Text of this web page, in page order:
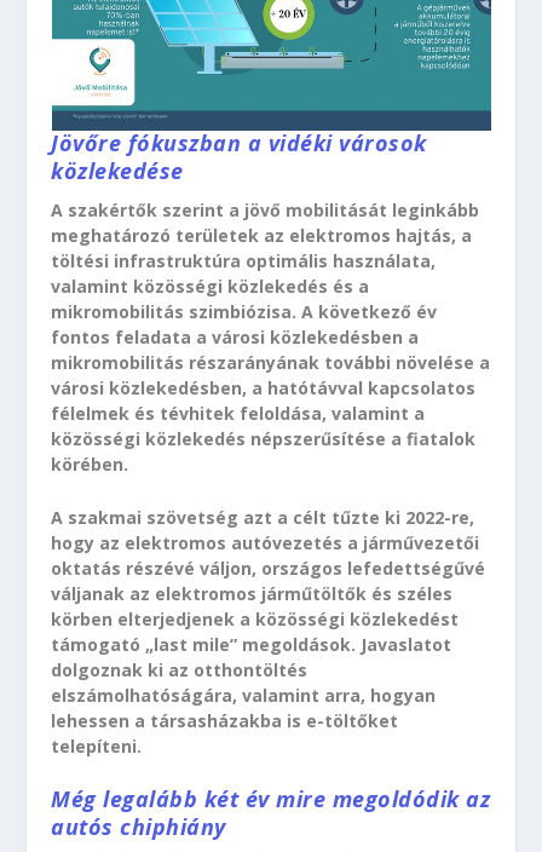
Jövőre fókuszban a vidéki városok
közlekedése
A szakértők szerint a jövő mobilitását leginkább
meghatározó területek az elektromos hajtás, a
töltési infrastruktúra optimális használata,
valamint közösségi közlekedés és a
mikromobilitás szimbiózisa. A következő év
fontos feladata a városi közlekedésben a
mikromobilitás részarányának további növelése a
városi közlekedésben, a hatótávval kapcsolatos
félelmek és tévhitek feloldása, valamint a
közösségi közlekedés népszerűsítése a fiatalok
körében.
A szakmai szövetség azt a célt tűzte ki 2022-re,
hogy az elektromos autóvezetés a járművezetői
oktatás részévé váljon, országos lefedettségűvé
váljanak az elektromos járműtöltők és széles
körben elterjedjenek a közösségi közlekedést
támogató „last mile” megoldások. Javaslatot
dolgoznak ki az otthontöltés
elszámolhatóságára, valamint arra, hogyan
lehessen a társasházakba is e-töltőket
telepíteni.
Még legalább két év mire megoldódik az
autós chiphiány